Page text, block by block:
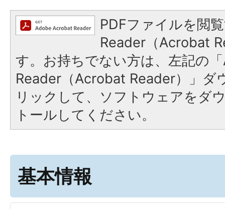
PDFファイルを閲
Reader（Acrobat
す。お持ちでない方は、左記の
Reader（Acrobat Reader）」ダ
リックして、ソフトウェアをダ
トールしてください。
基本情報